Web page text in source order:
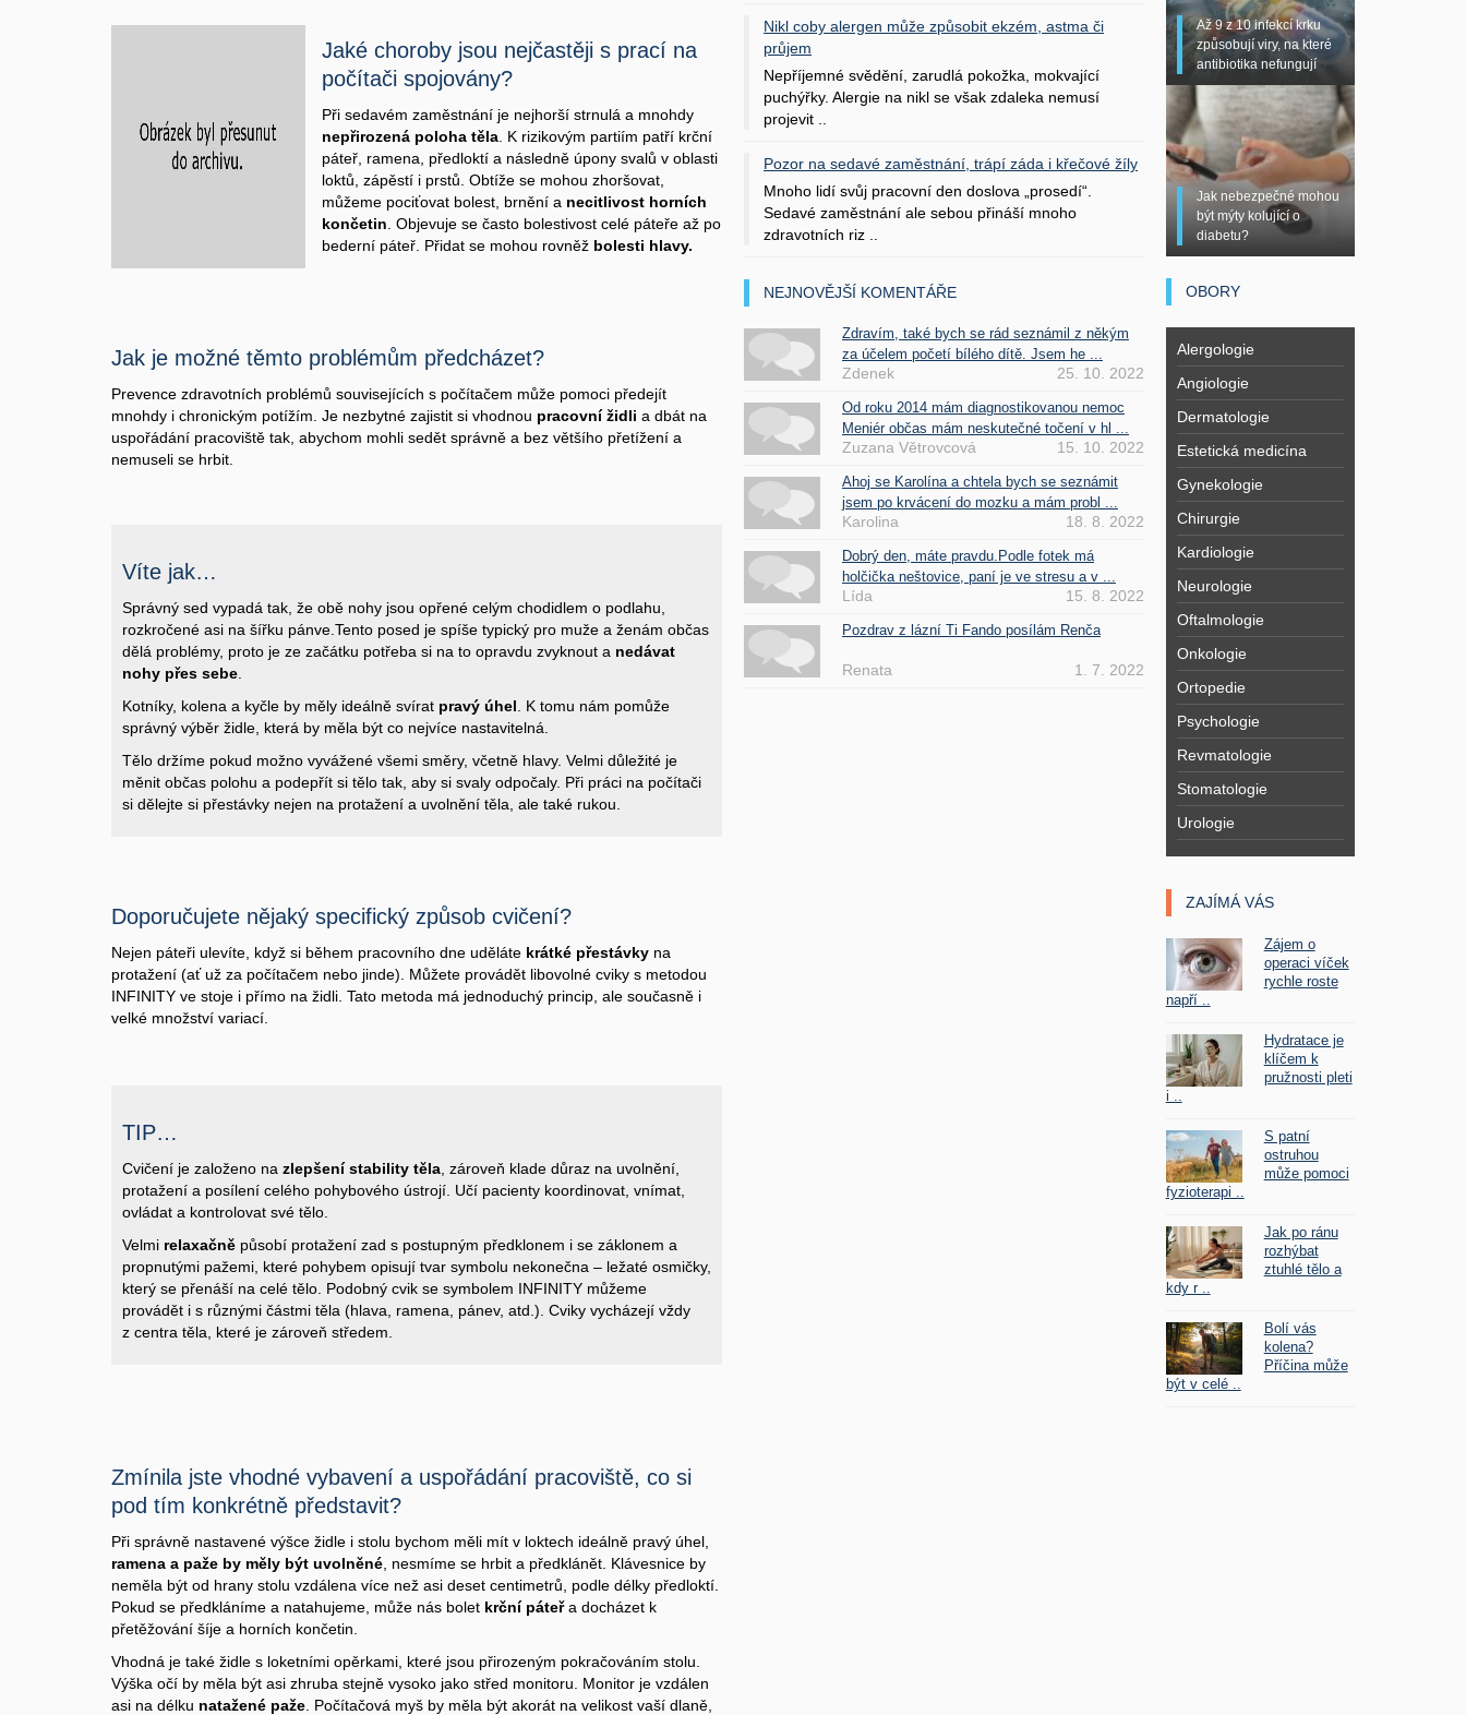
Jaké choroby jsou nejčastěji s prací na
počítači spojovány?
Při sedavém zaměstnání je nejhorší strnulá a mnohdy
nepřirozená poloha těla . K rizikovým partiím patří krční
páteř, ramena, předloktí a následně úpony svalů v oblasti
loktů, zápěstí i prstů. Obtíže se mohou zhoršovat,
můžeme pociťovat bolest, brnění a necitlivost horních
končetin . Objevuje se často bolestivost celé páteře až po
bederní páteř. Přidat se mohou rovněž bolesti hlavy.
Jak je možné těmto problémům předcházet?
Prevence zdravotních problémů souvisejících s počítačem může pomoci předejít
mnohdy i chronickým potížím. Je nezbytné zajistit si vhodnou pracovní židli a dbát na
uspořádání pracoviště tak, abychom mohli sedět správně a bez většího přetížení a
nemuseli se hrbit.
Víte jak…
Správný sed vypadá tak, že obě nohy jsou opřené celým chodidlem o podlahu,
rozkročené asi na šířku pánve.Tento posed je spíše typický pro muže a ženám občas
dělá problémy, proto je ze začátku potřeba si na to opravdu zvyknout a nedávat
nohy přes sebe
Kotníky, kolena a kyčle by měly ideálně svírat pravý úhel . K tomu nám pomůže
správný výběr židle, která by měla být co nejvíce nastavitelná.
Tělo držíme pokud možno vyvážené všemi směry, včetně hlavy. Velmi důležité je
měnit občas polohu a podepřít si tělo tak, aby si svaly odpočaly. Při práci na počítači
si dělejte si přestávky nejen na protažení a uvolnění těla, ale také rukou.
Doporučujete nějaký specifický způsob cvičení?
Nejen páteři ulevíte, když si během pracovního dne uděláte krátké přestávky na
protažení (ať už za počítačem nebo jinde). Můžete provádět libovolné cviky s metodou
INFINITY ve stoje i přímo na židli. Tato metoda má jednoduchý princip, ale současně i
velké množství variací.
TIP…
Cvičení je založeno na zlepšení stability těla , zároveň klade důraz na uvolnění,
protažení a posílení celého pohybového ústrojí. Učí pacienty koordinovat, vnímat,
ovládat a kontrolovat své tělo.
Velmi relaxačně působí protažení zad s postupným předklonem i se záklonem a
propnutými pažemi, které pohybem opisují tvar symbolu nekonečna – ležaté osmičky,
který se přenáší na celé tělo. Podobný cvik se symbolem INFINITY můžeme
provádět i s různými částmi těla (hlava, ramena, pánev, atd.). Cviky vycházejí vždy
z centra těla, které je zároveň středem.
Zmínila jste vhodné vybavení a uspořádání pracoviště, co si
pod tím konkrétně představit?
Při správně nastavené výšce židle i stolu bychom měli mít v loktech ideálně pravý úhel,
ramena a paže by měly být uvolněné , nesmíme se hrbit a předklánět. Klávesnice by
neměla být od hrany stolu vzdálena více než asi deset centimetrů, podle délky předloktí.
Pokud se předkláníme a natahujeme, může nás bolet krční páteřa docházet k
přetěžování šíje a horních končetin.
Vhodná je také židle s loketními opěrkami, které jsou přirozeným pokračováním stolu.
Výška očí by měla být asi zhruba stejně vysoko jako střed monitoru. Monitor je vzdálen
asi na délku natažené paže . Počítačová myš by měla být akorát na velikost vaší dlaně,
Nikl coby alergen může způsobit ekzém, astma či
průjem
Nepříjemné svědění, zarudlá pokožka, mokvající
puchýřky. Alergie na nikl se však zdaleka nemusí
projevit ..
Pozor na sedavé zaměstnání, trápí záda i křečové žíly
Mnoho lidí svůj pracovní den doslova „prosedí“.
Sedavé zaměstnání ale sebou přináší mnoho
zdravotních riz ..
NEJNOVĚJŠÍ KOMENTÁŘE
Zdravím, také bych se rád seznámil z někým
za účelem početí bílého dítě. Jsem he ...
Zdenek 25. 10. 2022
Od roku 2014 mám diagnostikovanou nemoc
Meniér občas mám neskutečné točení v hl ...
Zuzana Větrovcová 15. 10. 2022
Ahoj se Karolína a chtela bych se seznámit
jsem po krvácení do mozku a mám probl ...
Karolina 18. 8. 2022
Dobrý den, máte pravdu.Podle fotek má
holčička neštovice, paní je ve stresu a v ...
Lída 15. 8. 2022
Pozdrav z lázní Ti Fando posílám Renča
Renata 1. 7. 2022
Až 9 z 10 infekcí krku
způsobují viry, na které
antibiotika nefungují
Jak nebezpečné mohou
být mýty kolující o
diabetu?
OBORY
Alergologie
Angiologie
Dermatologie
Estetická medicína
Gynekologie
Chirurgie
Kardiologie
Neurologie
Oftalmologie
Onkologie
Ortopedie
Psychologie
Revmatologie
Stomatologie
Urologie
ZAJÍMÁ VÁS
Zájem o
operaci víček
rychle roste
napří ..
Hydratace je
klíčem k
pružnosti pleti
i ..
S patní
ostruhou
může pomoci
fyzioterapi ..
Jak po ránu
rozhýbat
ztuhlé tělo a
kdy r ..
Bolí vás
kolena?
Příčina může
být v celé ..